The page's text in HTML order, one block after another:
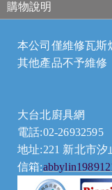
購物說明
本公司僅維修瓦斯
其他產品不予維修
大台北廚具網
電話:02-26932595
地址:221 新北市汐
信箱: